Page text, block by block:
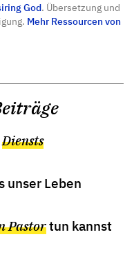
God. Übersetzung und
Mehr Ressourcen von
Diensts
unser Leben
Pastortun kannst